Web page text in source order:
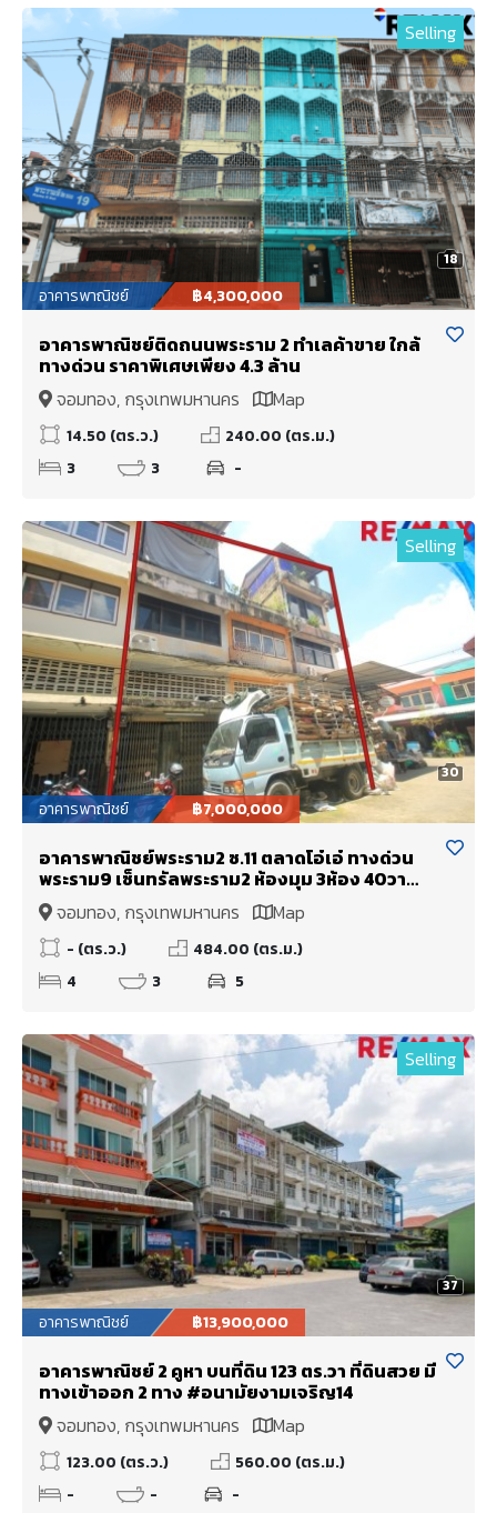
18
Selling
อาคารพาณิชย์ ฿4,300,000
อาคารพาณิชย์ติดถนนพระราม 2 ทำเลค้าขาย ใกล้
ทางด่วน ราคาพิเศษเพียง 4.3 ล้าน
จอมทอง, กรุงเทพมหานคร
Map
14.50 (ตร.ว.)
240.00 (ตร.ม.)
3
3 -
30
Selling
อาคารพาณิชย์ ฿7,000,000
อาคารพาณิชย์พระราม2 ซ.11 ตลาดโอ๋เอ๋ ทางด่วน
พระราม9 เซ็นทรัลพระราม2 ห้องมุม 3ห้อง 40วา
ทำเลอยู่อาศัย ค้าขาย เปิดสำนักงาน ทำหอพักได้
เดินทางสะดวกหลายเส้นทาง
จอมทอง, กรุงเทพมหานคร Map
- (ตร.ว.)
484.00 (ตร.ม.)
4
3 5
37
Selling
อาคารพาณิชย์ ฿13,900,000
อาคารพาณิชย์ 2 คูหา บนที่ดิน 123 ตร.วา ที่ดินสวย มี
ทางเข้าออก 2 ทาง #อนามัยงามเจริญ14
จอมทอง, กรุงเทพมหานคร
Map
123.00 (ตร.ว.)
560.00 (ตร.ม.)
-
- -